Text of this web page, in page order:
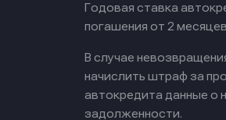
Годовая ставка
погашения от 2
В случае
начислить штраф за
автокредита данные о
задолженности.